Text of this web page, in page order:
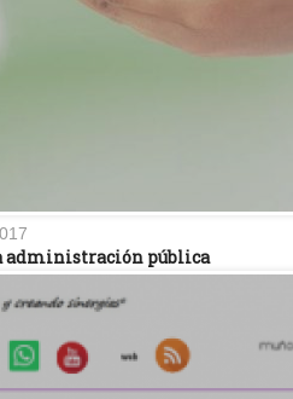
administración pública